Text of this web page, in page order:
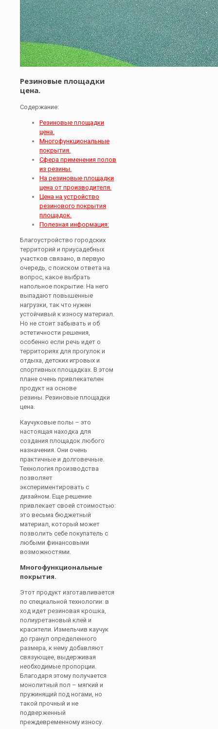
Резиновые площадки
цена.
Содержание:
Резиновые площадки
цена.
Многофункциональные
покрытия.
Сфера применения полов
из резины.
На резиновые площадки
цена от производителя.
Цена на устройство
резинового покрытия
площадок.
Полезная информация:
Благоустройство городских
территорий и приусадебных
участков связано, в первую
очередь, с поиском ответа на
вопрос, какое выбрать
напольное покрытие. На него
выпадают повышенные
нагрузки, так что нужен
устойчивый к износу материал.
Но не стоит забывать и об
эстетичности решения,
особенно если речь идет о
территориях для прогулок и
отдыха, детских игровых и
спортивных площадках. В этом
плане очень привлекателен
продукт на основе
резины. Резиновые площадки
цена.
Каучуковые полы – это
настоящая находка для
создания площадок любого
назначения. Они очень
практичные и долговечные.
Технология производства
позволяет
экспериментировать с
дизайном. Еще решение
привлекает своей стоимостью:
это весьма бюджетный
материал, который может
позволить себе покупатель с
любыми финансовыми
возможностями.
Многофункциональные
покрытия.
Этот продукт изготавливается
по специальной технологии: в
ход идет резиновая крошка,
полиуретановый клей и
красители. Измельчив каучук
до гранул определенного
размера, к нему добавляют
связующее, выдерживая
необходимые пропорции.
Благодаря этому получается
монолитный пол – мягкий и
пружинящий под ногами, но
такой прочный и не
подверженный
преждевременному износу.